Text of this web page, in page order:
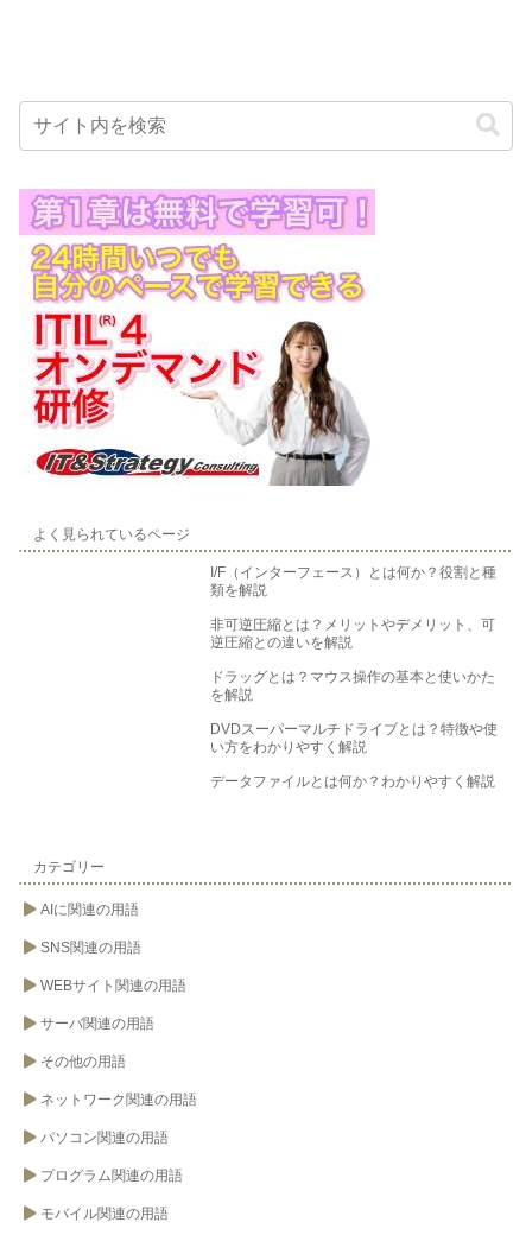
引やキャンペーンのお知らせ、アンケー
トや資料請求の案内などが含まれていま
す。
よく見られているページ
I/F（インターフェース）とは何か？役割と種
類を解説
非可逆圧縮とは？メリットやデメリット、可
逆圧縮との違いを解説
ドラッグとは？マウス操作の基本と使いかた
を解説
DVDスーパーマルチドライブとは？特徴や使
い方をわかりやすく解説
データファイルとは何か？わかりやすく解説
カテゴリー
AIに関連の用語
SNS関連の用語
WEBサイト関連の用語
サーバ関連の用語
その他の用語
ネットワーク関連の用語
パソコン関連の用語
プログラム関連の用語
モバイル関連の用語